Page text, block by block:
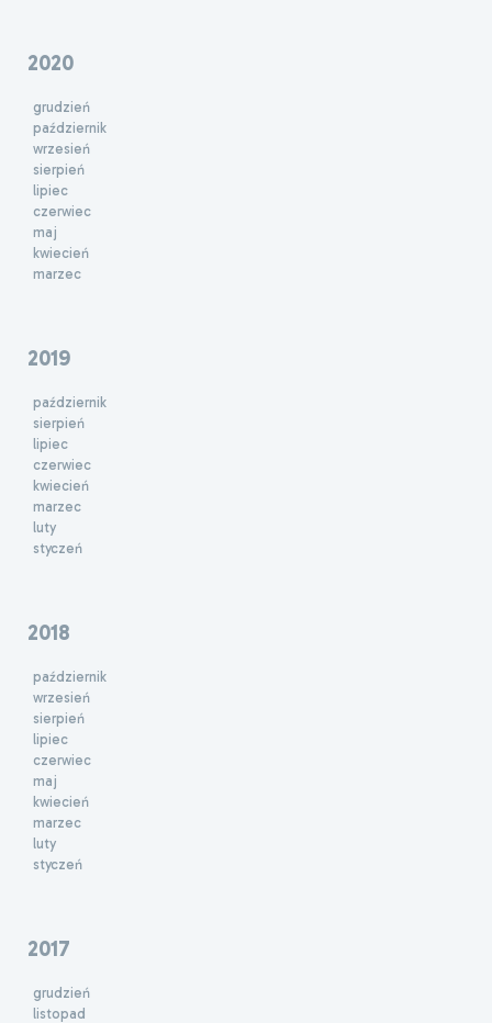
2020
grudzień
październik
wrzesień
sierpień
lipiec
czerwiec
maj
kwiecień
marzec
2019
październik
sierpień
lipiec
czerwiec
kwiecień
marzec
luty
styczeń
2018
październik
wrzesień
sierpień
lipiec
czerwiec
maj
kwiecień
marzec
luty
styczeń
2017
grudzień
listopad